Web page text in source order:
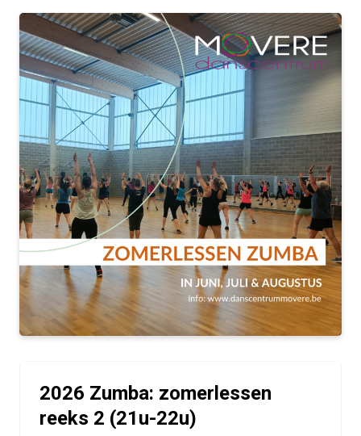
2026 Zumba: zomerlessen
reeks 2 (21u-22u)